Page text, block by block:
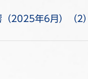
（2025年6月）（2）